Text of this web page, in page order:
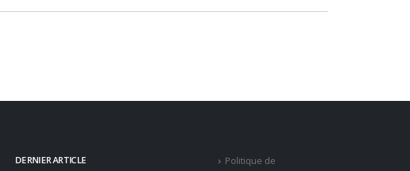
DERNIER ARTICLE
Politique de